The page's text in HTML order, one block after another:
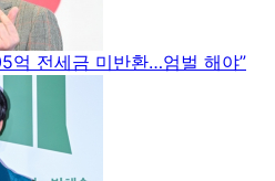
억 전세금 미반환…엄벌 해야”